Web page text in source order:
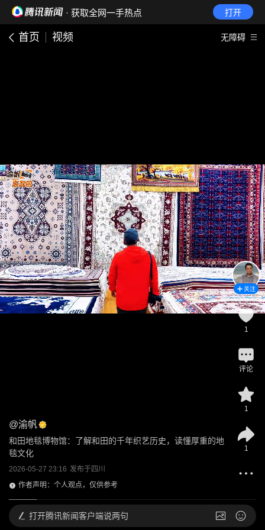
· 获取全网一手热点 打开
首页 视频 无障碍
@渝帆
和田地毯博物馆：了解和田的千年织艺历史，读懂厚重的地
毯文化
2026-05-27 23:16 发布于四川
作者声明：个人观点，仅供参考
关注
1
评论
1
1
打开腾讯新闻客户端说两句